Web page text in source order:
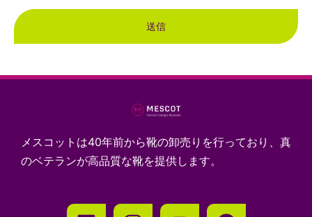
送信
メスコットは40年前から靴の卸売りを行っており、真
のベテランが高品質な靴を提供します。